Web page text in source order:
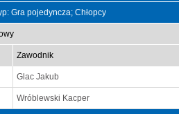
Gra pojedyncza; Chłopcy
Zawodnik
Glac Jakub
Wróblewski Kacper